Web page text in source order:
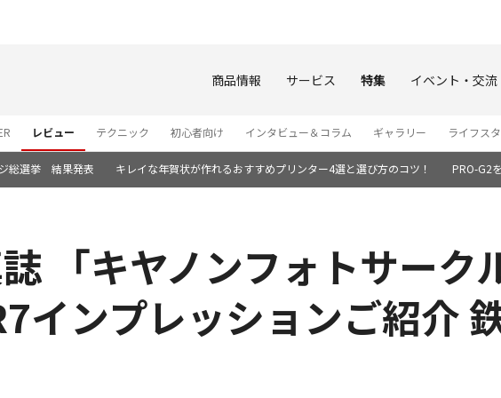
商品情報 サービス 特集 イベント・交流
レビュー テクニック 初心者向け インタビュー＆コラム ギャラリー ライフス
総選挙 結果発表 キレイな年賀状が作れるおすすめプリンター4選と選び方のコツ！ PRO-G2
「キヤノンフォトサーク
インプレッションご紹介